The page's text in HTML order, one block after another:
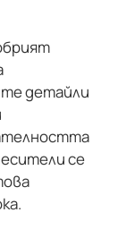
детайли
се